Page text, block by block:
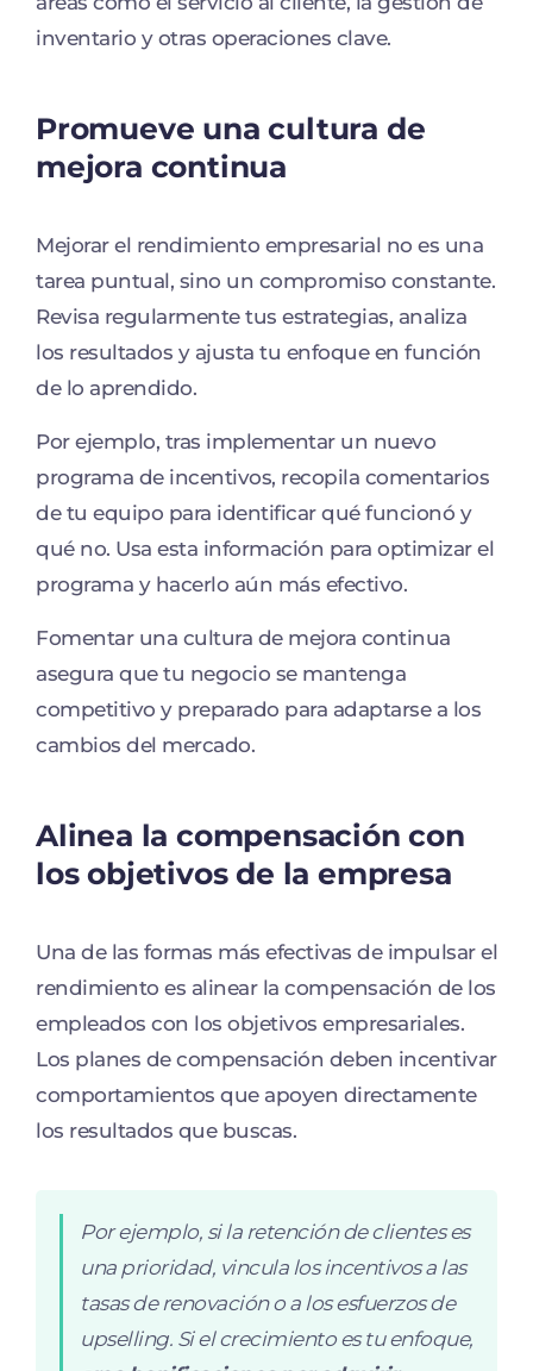
inventario y otras operaciones clave.
Promueve una cultura de
mejora continua
Mejorar el rendimiento empresarial no es una
tarea puntual, sino un compromiso constante.
Revisa regularmente tus estrategias, analiza
los resultados y ajusta tu enfoque en función
de lo aprendido.
Por ejemplo, tras implementar un nuevo
programa de incentivos, recopila comentarios
de tu equipo para identificar qué funcionó y
qué no. Usa esta información para optimizar el
programa y hacerlo aún más efectivo.
Fomentar una cultura de mejora continua
asegura que tu negocio se mantenga
competitivo y preparado para adaptarse a los
cambios del mercado.
Alinea la compensación con
los objetivos de la empresa
Una de las formas más efectivas de impulsar el
rendimiento es alinear la compensación de los
empleados con los objetivos empresariales.
Los planes de compensación deben incentivar
comportamientos que apoyen directamente
los resultados que buscas.
Por ejemplo, si la retención de clientes es
una prioridad, vincula los incentivos a las
tasas de renovación o a los esfuerzos de
upselling. Si el crecimiento es tu enfoque,